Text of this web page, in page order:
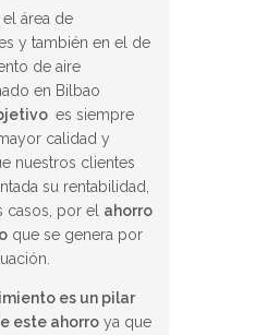
área de
y también en el de
de aire
en Bilbao
es siempre
calidad y
nuestros clientes
su rentabilidad,
casos, por el ahorro
que se genera por
es un pilar
este ahorro ya que